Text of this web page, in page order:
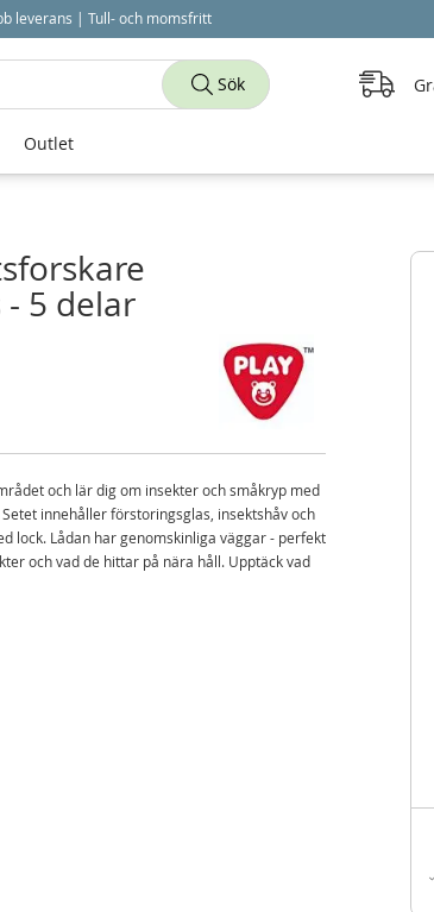
leverans | Tull- och momsfritt
5 delar
och lär dig om insekter och småkryp med
innehåller förstoringsglas, insektshåv och
lock. Lådan har genomskinliga väggar - perfekt
och vad de hittar på nära håll. Upptäck vad
Sök
Outlet